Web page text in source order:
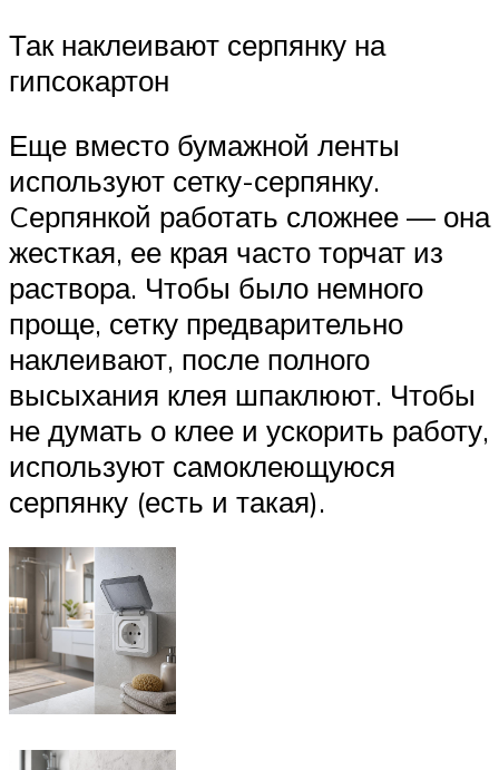
Так наклеивают серпянку на
гипсокартон
Еще вместо бумажной ленты
используют сетку-серпянку.
Cерпянкой работать сложнее — она
жесткая, ее края часто торчат из
раствора. Чтобы было немного
проще, сетку предварительно
наклеивают, после полного
высыхания клея шпаклюют. Чтобы
не думать о клее и ускорить работу,
используют самоклеющуюся
серпянку (есть и такая).